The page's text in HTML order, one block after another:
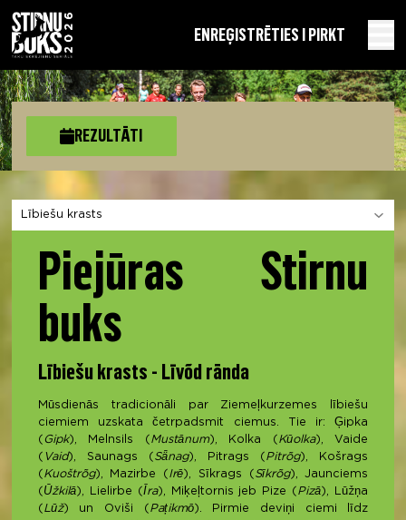
ENREĢISTRĒTIES I PIRKT
REZULTĀTI
Izvēlies sadaļu
Piejūras Stirnu
buks
Lībiešu krasts - Līvõd rānda
Mūsdienās tradicionāli par Ziemeļkurzemes lībiešu
ciemiem uzskata četrpadsmit ciemus. Tie ir: Ģipka
( Gipk), Melnsils ( Mustānum), Kolka ( Kūolka), Vaide
( Vaid), Saunags ( Sǟnag), Pitrags ( Pitrõg), Košrags
( Kuoštrõg), Mazirbe ( Irē), Sīkrags ( Sīkrõg), Jaunciems
( Ūžkilā), Lielirbe (Īra), Miķeļtornis jeb Pize ( Pizā), Lūžņa
( Lūž) un Oviši ( Pațikmō). Pirmie deviņi ciemi līdz